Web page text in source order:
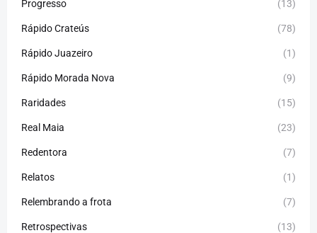
Progresso (13)
Rápido Crateús (78)
Rápido Juazeiro (1)
Rápido Morada Nova (9)
Raridades (15)
Real Maia (23)
Redentora (7)
Relatos (1)
Relembrando a frota (7)
Retrospectivas (13)